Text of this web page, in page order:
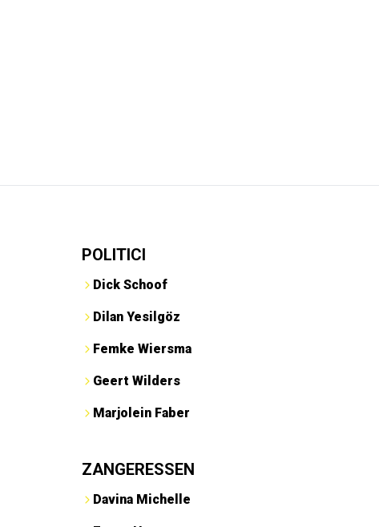
POLITICI
Dick Schoof
Dilan Yesilgöz
Femke Wiersma
Geert Wilders
Marjolein Faber
ZANGERESSEN
Davina Michelle